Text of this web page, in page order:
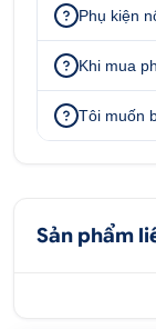
Phụ kiện
Khi mua
Tôi muốn
Sản phẩm